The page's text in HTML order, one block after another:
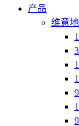
产品
维意